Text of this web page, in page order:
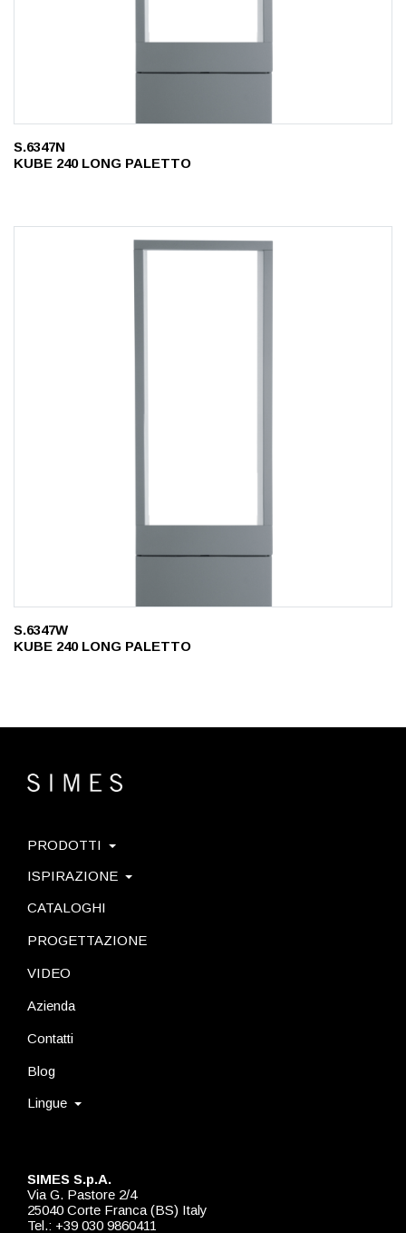
S.6347N
KUBE 240 LONG PALETTO
S.6347W
KUBE 240 LONG PALETTO
SIMES S.p.A.
Via G. Pastore 2/4
25040 Corte Franca (BS) Italy
Tel.: +39 030 9860411
PRODOTTI
ISPIRAZIONE
CATALOGHI
PROGETTAZIONE
VIDEO
Azienda
Contatti
Blog
Lingue